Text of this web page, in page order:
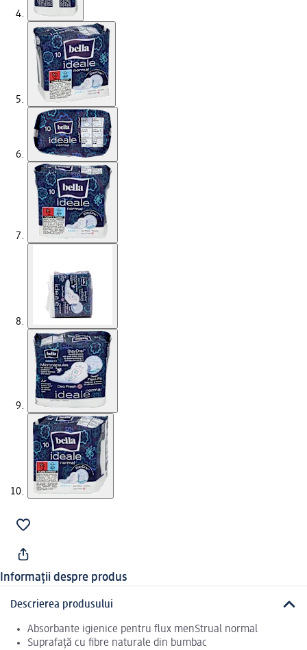
Informații despre produs
Descrierea produsului
Absorbante igienice pentru flux menStrual normal
Suprafaţă cu fibre naturale din bumbac